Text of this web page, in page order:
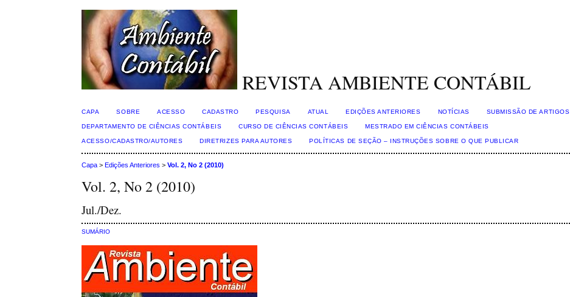
REVISTA AMBIENTE CONTÁBIL
CAPA SOBRE ACESSO CADASTRO PESQUISA ATUAL EDIÇÕES ANTERIORES NOTÍCIAS SUBMISSÃO DE ARTIGOS
DEPARTAMENTO DE CIÊNCIAS CONTÁBEIS CURSO DE CIÊNCIAS CONTÁBEIS MESTRADO EM CIÊNCIAS CONTÁBEIS
ACESSO/CADASTRO/AUTORES DIRETRIZES PARA AUTORES POLÍTICAS DE SEÇÃO – INSTRUÇÕES SOBRE O QUE PUBLICAR
Capa >Edições Anteriores >Vol. 2, No 2 (2010)
Vol. 2, No 2 (2010)
Jul./Dez.
SUMÁRIO